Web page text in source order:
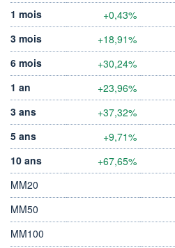
1 mois
+0,43%
3 mois
+18,91%
6 mois
+30,24%
1 an
+23,96%
3 ans
+37,32%
5 ans
+9,71%
10 ans
+67,65%
MM20
MM50
MM100